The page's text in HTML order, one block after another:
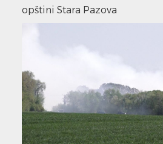
opštini Stara Pazova